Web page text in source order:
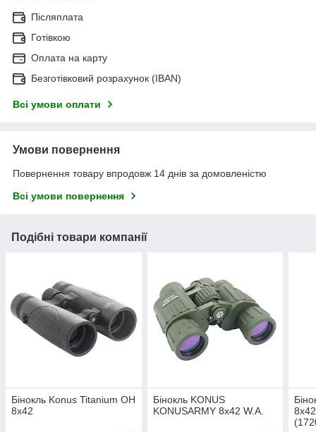
Післяплата
Готівкою
Оплата на карту
Безготівковий розрахунок (IBAN)
Всі умови оплати
Умови повернення
Повернення товару впродовж 14 днів за домовленістю
Всі умови повернення
Подібні товари компанії
Бінокль Konus Titanium OH
8x42
Бінокль KONUS
KONUSARMY 8x42 W.A.